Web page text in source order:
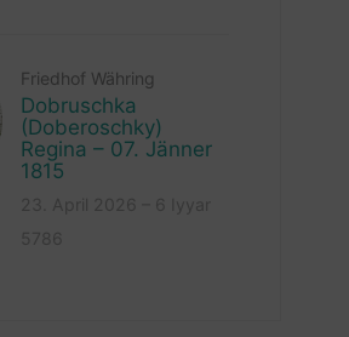
Friedhof Währing
Dobruschka
(Doberoschky)
Regina – 07. Jänner
1815